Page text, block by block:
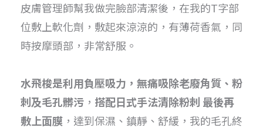
皮膚管理師幫我做完臉部清潔後，在我的T字部
位敷上軟化劑，敷起來涼涼的，有薄荷香氣，同
時按摩頭部，非常舒服。
水飛梭是利用負壓吸力，無痛吸除老廢角質、粉
刺及毛孔髒污 ， 搭配日式手法清除粉刺 最後再
敷上面膜 ，達到保濕、鎮靜、舒緩，我的毛孔終